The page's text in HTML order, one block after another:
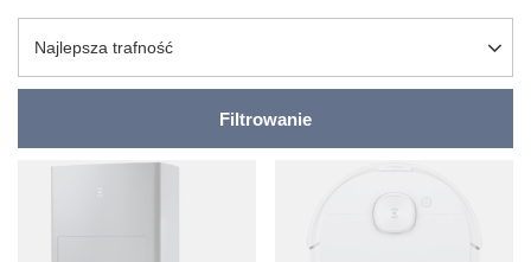
Zmień sortowanie
Najlepsza trafność
Filtrowanie